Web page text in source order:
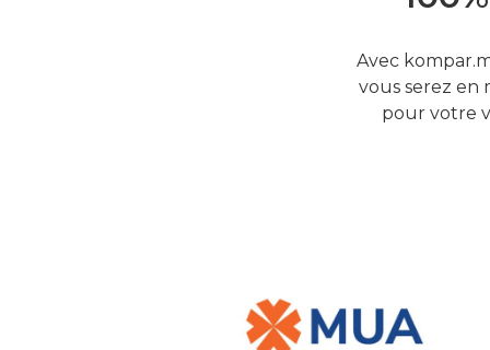
Avec
vous serez en
pour votre